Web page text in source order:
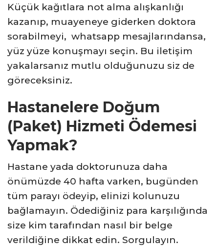
Küçük kağıtlara not alma alışkanlığı
kazanıp, muayeneye giderken doktora
sorabilmeyi, whatsapp mesajlarındansa,
yüz yüze konuşmayı seçin. Bu iletişim
yakalarsanız mutlu olduğunuzu siz de
göreceksiniz.
Hastanelere Doğum
(Paket) Hizmeti Ödemesi
Yapmak?
Hastane yada doktorunuza daha
önümüzde 40 hafta varken, bugünden
tüm parayı ödeyip, elinizi kolunuzu
bağlamayın. Ödediğiniz para karşılığında
size kim tarafından nasıl bir belge
verildiğine dikkat edin. Sorgulayın.